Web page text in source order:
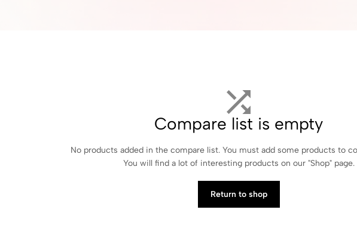
Compare list is empty
No products added in the compare list. You must add some products to
You will find a lot of interesting products on our "Shop" page.
Return to shop